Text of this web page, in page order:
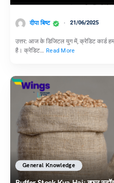
दीपा बिष्ट 21/06/2025
उत्तर: आज के डिजिटल युग में, क्रेडिट कार्ड
है। क्रेडिट… Read More
General Knowledge